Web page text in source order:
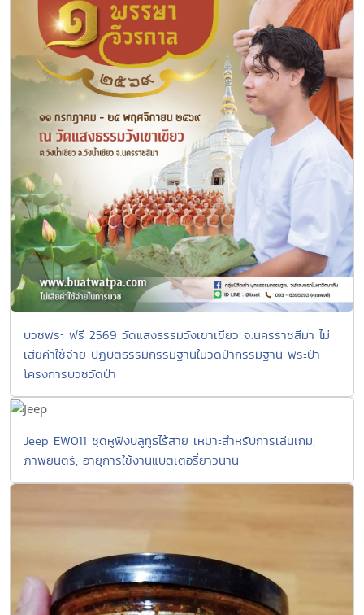
บวชพระ ฟรี 2569 วัดแสงธรรมวังเขาเขียว จ.นครราชสีมา ไม่
เสียค่าใช้จ่าย ปฏิบัติธรรมกรรมฐานในวัดป่ากรรมฐาน พระป่า
โครงการบวชวัดป่า
Jeep EW011 ชุดหูฟังบลูทูธไร้สาย เหมาะสำหรับการเล่นเกม,
ภาพยนตร์, อายุการใช้งานแบตเตอรี่ยาวนาน